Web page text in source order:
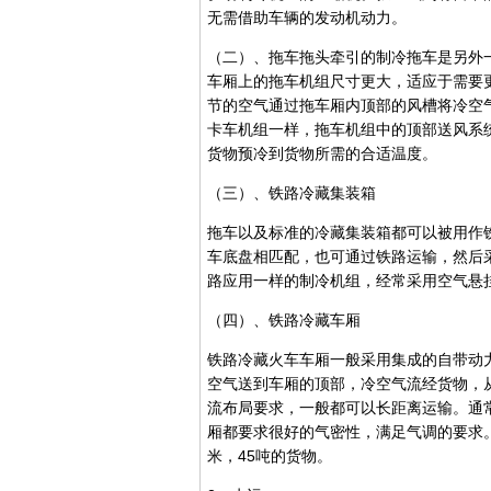
无需借助车辆的发动机动力。
（二）、拖车拖头牵引的制冷拖车是另
车厢上的拖车机组尺寸更大，适应于需
节的空气通过拖车厢内顶部的风槽将冷
卡车机组一样，拖车机组中的顶部送风
货物预冷到货物所需的合适温度。
（三）、铁路冷藏集装箱
拖车以及标准的冷藏集装箱都可以被用
车底盘相匹配，也可通过铁路运输，然
路应用一样的制冷机组，经常采用空气悬
（四）、铁路冷藏车厢
铁路冷藏火车车厢一般采用集成的自带
空气送到车厢的顶部，冷空气流经货物
流布局要求，一般都可以长距离运输。
厢都要求很好的气密性，满足气调的要
米，45吨的货物。